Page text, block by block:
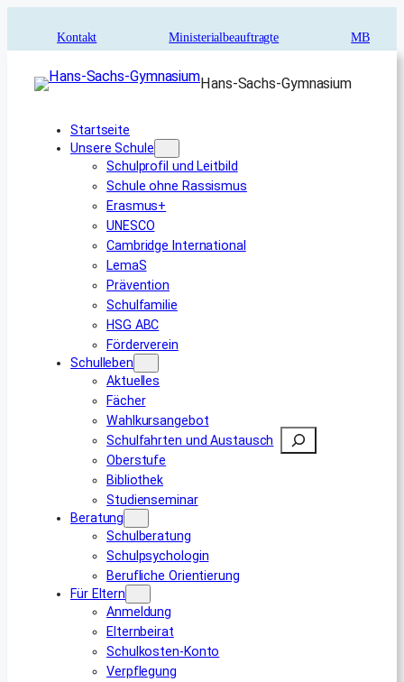
springen
Kontakt Ministerialbeauftragte MB
Hans-Sachs-Gymnasium
Startseite
Unsere Schule
Schulprofil und Leitbild
Schule ohne Rassismus
Erasmus+
UNESCO
Cambridge International
LemaS
Prävention
Schulfamilie
HSG ABC
Förderverein
Schulleben
Aktuelles
Fächer
Wahlkursangebot
Schulfahrten und Austausch
Oberstufe
Bibliothek
Studienseminar
Beratung
Schulberatung
Schulpsychologin
Berufliche Orientierung
Für Eltern
Anmeldung
Elternbeirat
Schulkosten-Konto
Verpflegung
Suchen